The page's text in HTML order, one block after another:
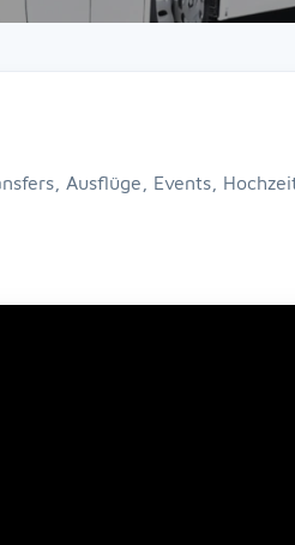
Ausflüge, Events,